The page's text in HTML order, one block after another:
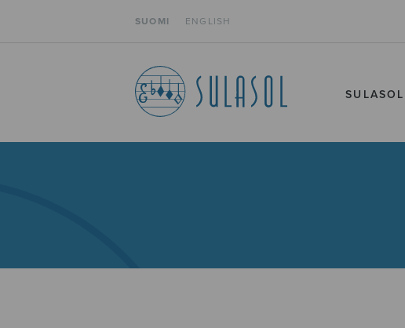
SUOMI ENGLISH
SULASOL